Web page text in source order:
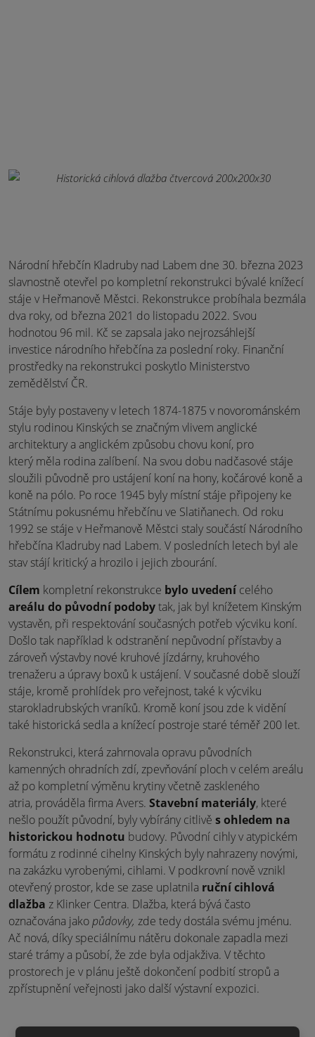
Národní hřebčín Kladruby nad Labem dne 30. března 2023
slavnostně otevřel po kompletní rekonstrukci bývalé knížecí
stáje v Heřmanově Městci. Rekonstrukce probíhala bezmála
dva roky, od března 2021 do listopadu 2022. Svou
hodnotou 96 mil. Kč se zapsala jako nejrozsáhlejší
investice národního hřebčína za poslední roky. Finanční
prostředky na rekonstrukci poskytlo Ministerstvo
zemědělství ČR.
Stáje byly postaveny v letech 1874-1875 v novorománském
stylu rodinou Kinských se značným vlivem anglické
architektury a anglickém způsobu chovu koní, pro
který měla rodina zalíbení. Na svou dobu nadčasové stáje
sloužili původně pro ustájení koní na hony, kočárové koně a
koně na pólo. Po roce 1945 byly místní stáje připojeny ke
Státnímu pokusnému hřebčínu ve Slatiňanech. Od roku
1992 se stáje v Heřmanově Městci staly součástí Národního
hřebčína Kladruby nad Labem. V posledních letech byl ale
stav stájí kritický a hrozilo i jejich zbourání.
Cílem kompletní rekonstrukce bylo uvedenícelého
areálu do původní podobytak, jak byl knížetem Kinským
vystavěn, při respektování současných potřeb výcviku koní.
Došlo tak například k odstranění nepůvodní přístavby a
zároveň výstavby nové kruhové jízdárny, kruhového
trenažeru a úpravy boxů k ustájení. V současné době slouží
stáje, kromě prohlídek pro veřejnost, také k výcviku
starokladrubských vraníků. Kromě koní jsou zde k vidění
také historická sedla a knížecí postroje staré téměř 200 let.
Rekonstrukci, která zahrnovala opravu původních
kamenných ohradních zdí, zpevňování ploch v celém areálu
až po kompletní výměnu krytiny včetně zaskleného
atria, prováděla firma Avers. Stavební materiály, které
nešlo použít původní, byly vybírány citlivě s ohledem na
historickou hodnotu budovy. Původní cihly v atypickém
formátu z rodinné cihelny Kinských byly nahrazeny novými,
na zakázku vyrobenými, cihlami. V podkrovní nově vznikl
otevřený prostor, kde se zase uplatnila ruční cihlová
dlažba z Klinker Centra. Dlažba, která bývá často
označována jakopůdovky, zde tedy dostála svému jménu.
Ač nová, díky speciálnímu nátěru dokonale zapadla mezi
staré trámy a působí, že zde byla odjakživa. V těchto
prostorech je v plánu ještě dokončení podbití stropů a
zpřístupnění veřejnosti jako další výstavní expozici.